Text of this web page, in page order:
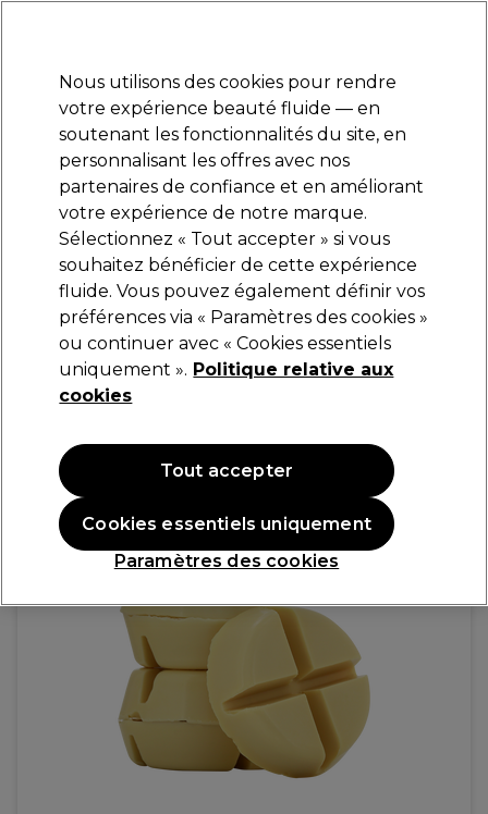
Se connecter
Marques Bons plans Coiffure Electro et Matériel
Livraison et délais
lire la suite
Hive Disque de film de cire chaude
dépilatoire Peaux Sensibles 5x50g
9,95 €
Nous utilisons des cookies pour rendre
votre expérience beauté fluide — en
soutenant les fonctionnalités du site, en
personnalisant les offres avec nos
partenaires de confiance et en améliorant
votre expérience de notre marque.
Sélectionnez « Tout accepter » si vous
souhaitez bénéficier de cette expérience
fluide. Vous pouvez également définir vos
préférences via « Paramètres des cookies »
ou continuer avec « Cookies essentiels
uniquement ». Politique relative aux
cookies
Paramètres des cookies
Cookies essentiels uniquement
Tout accepter